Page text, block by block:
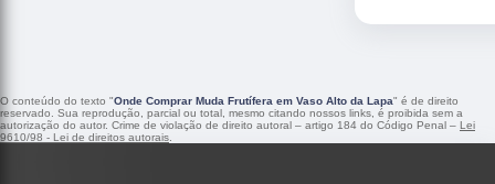
O conteúdo do texto "Onde Comprar Muda Frutífera em Vaso Alto da Lapa" é de direito
reservado. Sua reprodução, parcial ou total, mesmo citando nossos links, é proibida sem a
autorização do autor. Crime de violação de direito autoral – artigo 184 do Código Penal – Lei
9610/98 - Lei de direitos autorais